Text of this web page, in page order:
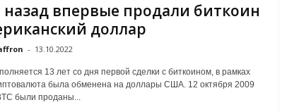
назад впервые продали биткоин
доллар
- 13.10.2022
13 лет со дня первой сделки с биткоином, в рамках
была обменена на доллары США. 12 октября 2009
были проданы...